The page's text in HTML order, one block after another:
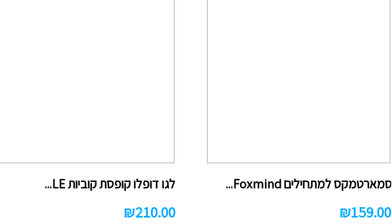
45.00
₪
הליכון בריכה לתינוקות מבית Intex , הליכון
סמארטמקס למתחילים Foxmind...
159.00
₪
לגו דופלו קופסת קוביות LE...
210.00
₪